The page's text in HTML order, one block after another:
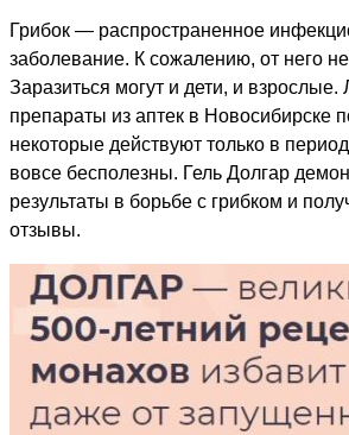
Грибок — распространенное
заболевание. К сожалению, от него
Заразиться могут и дети, и
препараты из аптек в Новосибирске
некоторые действуют только в
вовсе бесполезны. Гель Долгар
результаты в борьбе с грибком и
отзывы.